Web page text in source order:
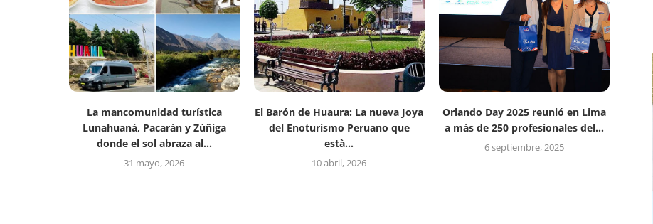
La mancomunidad turística
Lunahuaná, Pacarán y Zúñiga
donde el sol abraza al...
31 mayo, 2026
El Barón de Huaura: La nueva Joya
del Enoturismo Peruano que
està...
10 abril, 2026
Orlando Day 2025 reunió en Lima
a más de 250 profesionales del...
6 septiembre, 2025